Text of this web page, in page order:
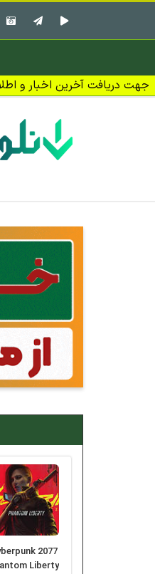
جهت دریافت آخرین اخبار و
2077
Liberty